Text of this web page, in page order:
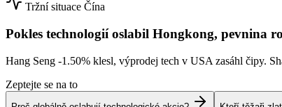
Tržní situace Čína
Pokles technologií oslabil Hongkong, pevnina
Hang Seng -1.50% klesl, výprodej tech v USA zasáhl čipy.
Zeptejte se na to